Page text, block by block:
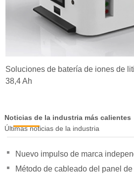
Soluciones de batería de iones de
38,4 Ah
Noticias de la industria más calientes
Últimas noticias de la industria
Nuevo impulso de marca
la orientación de política para
Método de cableado del panel